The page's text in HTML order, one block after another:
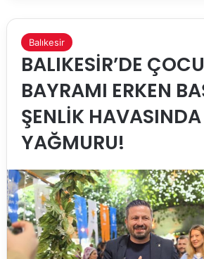
Balıkesir
BALIKESİR’DE
BAYRAMI ERKEN
ŞENLİK
YAĞMURU!